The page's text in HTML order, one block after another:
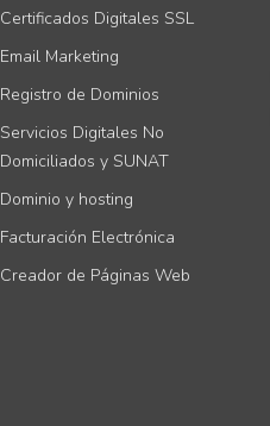
Certificados Digitales SSL
Email Marketing
Registro de Dominios
Servicios Digitales No
Domiciliados y SUNAT
Dominio y hosting
Facturación Electrónica
Creador de Páginas Web